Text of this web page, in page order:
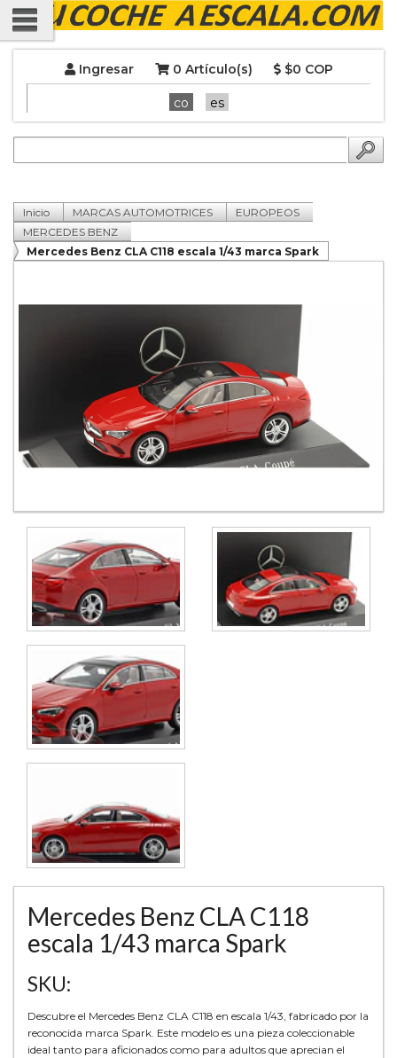
Ingresar 0 Artículo(s) $0 COP
co es
Inicio MARCAS AUTOMOTRICES
EUROPEOS
MERCEDES BENZ
Mercedes Benz CLA C118 escala 1/43 marca Spark
Mercedes Benz CLA C118
escala 1/43 marca Spark
SKU:
Descubre el Mercedes Benz CLA C118 en escala 1/43, fabricado por la
reconocida marca Spark. Este modelo es una pieza coleccionable
ideal tanto para aficionados como para adultos que aprecian el